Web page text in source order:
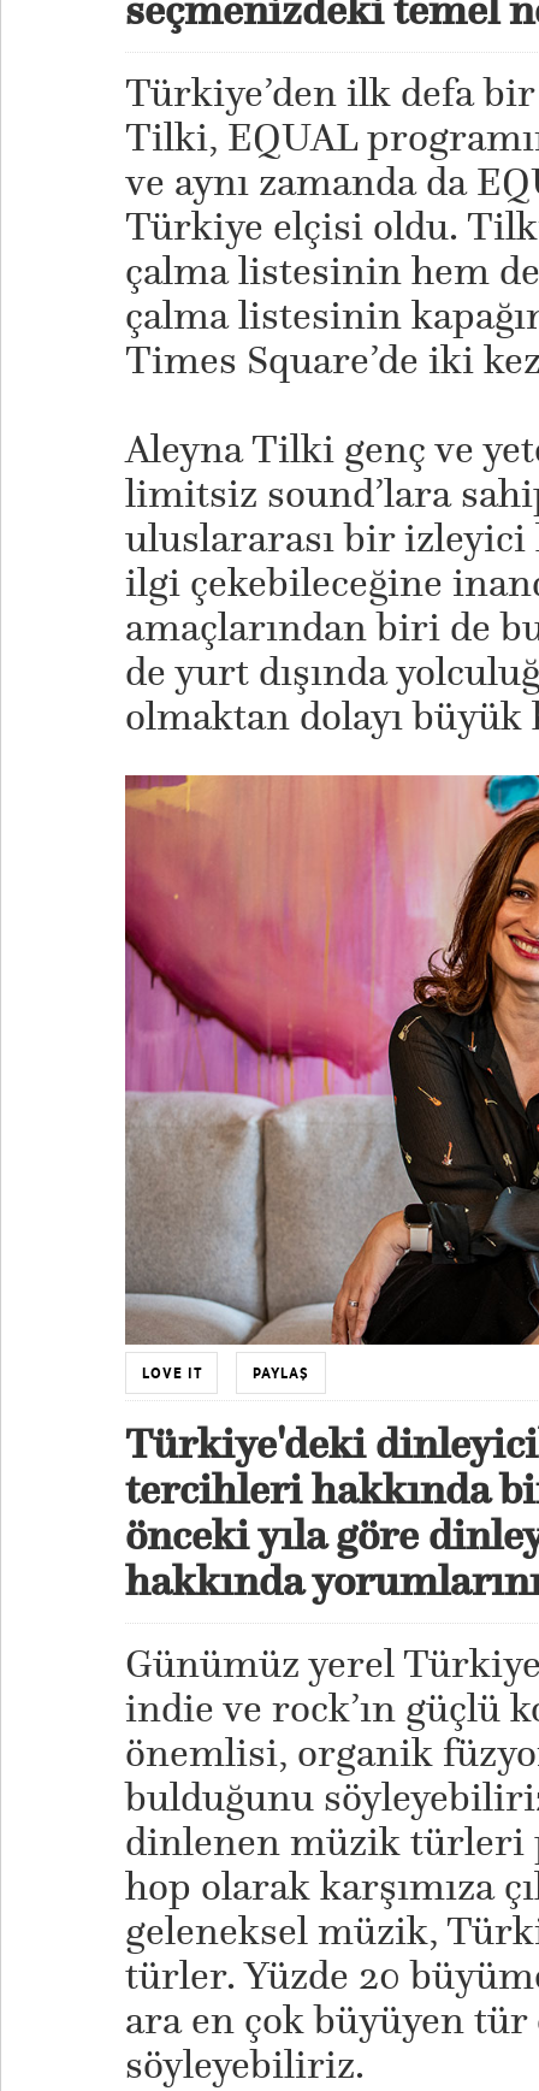
Türkiye’den ilk defa bir
Tilki, EQUAL
ve aynı zamanda da
Türkiye elçisi oldu.
çalma listesinin hem
çalma listesinin
Times Square’de iki
​Aleyna Tilki genç ve
limitsiz sound’lara
uluslararası bir izleyici
ilgi çekebileceğine
amaçlarından biri de
de yurt dışında
olmaktan dolayı büyük
LOVE IT PAYLAŞ
Türkiye'deki
tercihleri hakkında
önceki yıla göre
hakkında
Günümüz yerel
indie ve rock’ın güçlü
önemlisi, organik
bulduğunu
dinlenen müzik türleri
hop olarak karşımıza
geleneksel müzik,
türler. Yüzde 20
ara en çok büyüyen
söyleyebiliriz.